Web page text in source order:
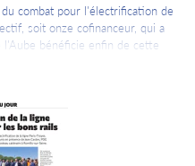
combat pour l'électrification de
soit onze cofinanceur, qui a
bénéficie enfin de cette